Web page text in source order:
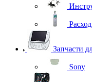
Запчасти
Sony